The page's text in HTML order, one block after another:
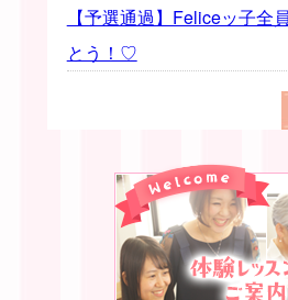
【予選通過】Feliceッ子全
とう！♡